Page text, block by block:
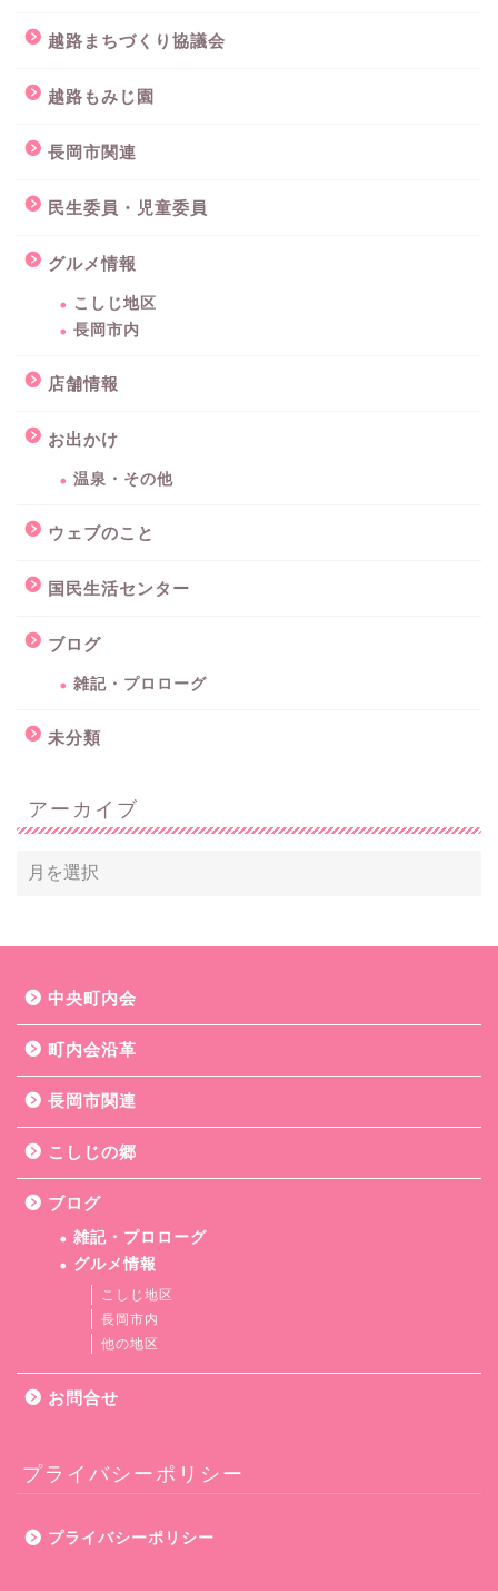
越路まちづくり協議会
越路もみじ園
長岡市関連
民生委員・児童委員
グルメ情報
こしじ地区
長岡市内
店舗情報
お出かけ
温泉・その他
ウェブのこと
国民生活センター
ブログ
雑記・プロローグ
未分類
アーカイブ
中央町内会
町内会沿革
長岡市関連
こしじの郷
ブログ
雑記・プロローグ
グルメ情報
こしじ地区
長岡市内
他の地区
お問合せ
プライバシーポリシー
プライバシーポリシー